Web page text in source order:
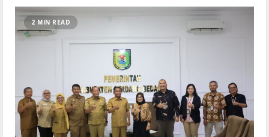
2 MIN READ